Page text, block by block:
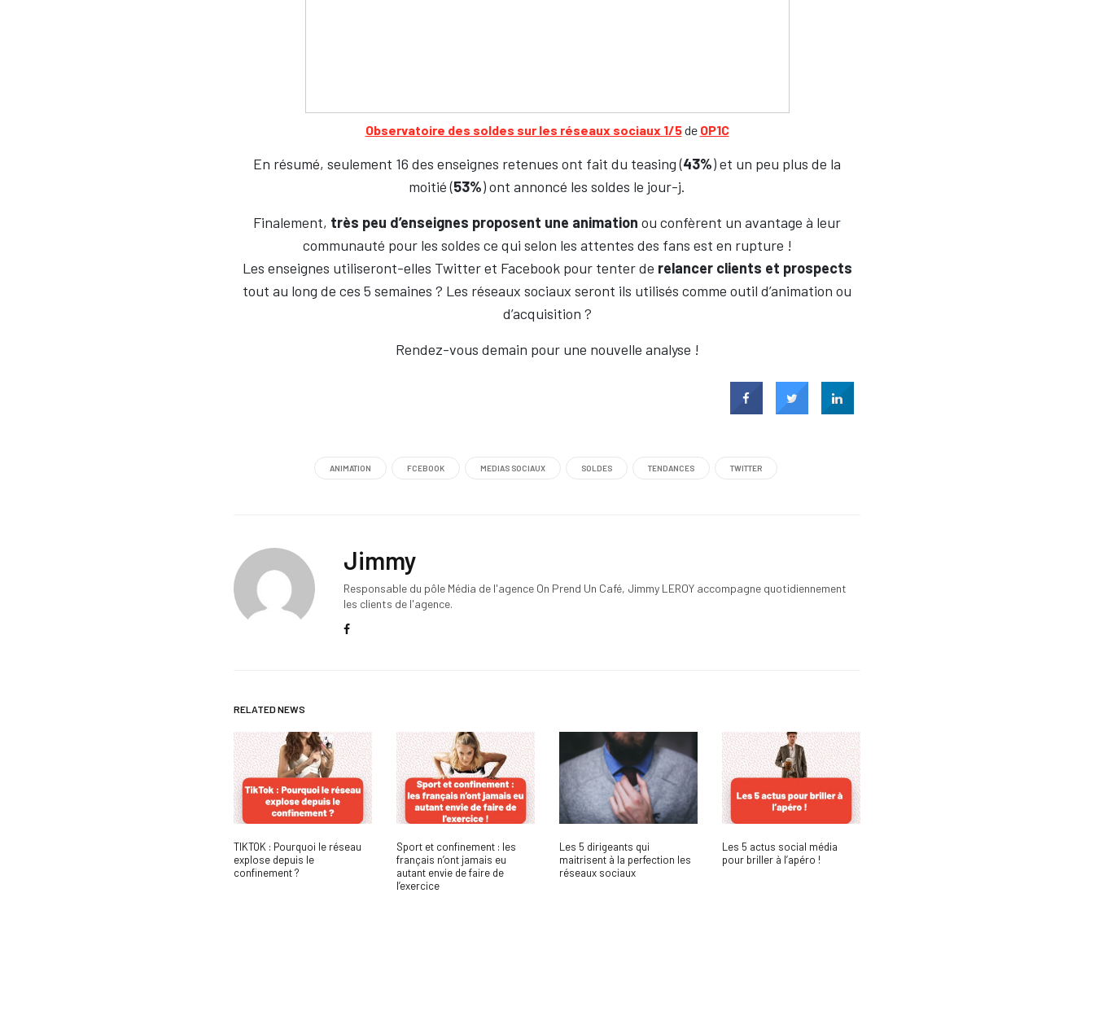
Observatoire des soldes sur les réseaux sociaux 1/5de OP1C
En résumé, seulement 16 des enseignes retenues ont fait du teasing (43%) et un peu plus de la
moitié (53%) ont annoncé les soldes le jour-j.
Finalement, très peu d’enseignes proposent une animation ou confèrent un avantage à leur
communauté pour les soldes ce qui selon les attentes des fans est en rupture !
Les enseignes utiliseront-elles Twitter et Facebook pour tenter de relancer clients et prospects
tout au long de ces 5 semaines ? Les réseaux sociaux seront ils utilisés comme outil d’animation ou
d’acquisition ?
Rendez-vous demain pour une nouvelle analyse !
ANIMATION FCEBOOK MEDIAS SOCIAUX SOLDES TENDANCES TWITTER
Jimmy
Responsable du pôle Média de l'agence On Prend Un Café, Jimmy LEROY accompagne quotidiennement
les clients de l'agence.
RELATED NEWS
TIKTOK : Pourquoi le réseau
explose depuis le
confinement ?
Sport et confinement : les
français n’ont jamais eu
autant envie de faire de
l’exercice
Les 5 dirigeants qui
maitrisent à la perfection les
réseaux sociaux
Les 5 actus social média
pour briller à l’apéro !